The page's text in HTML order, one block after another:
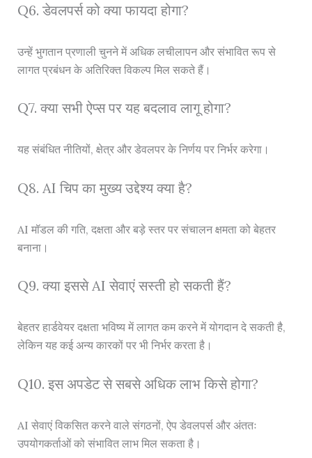
Q6. डेवलपर्स को क्या फायदा होगा?
उन्हें भुगतान प्रणाली चुनने में अधिक लचीलापन और संभावित रूप से
लागत प्रबंधन के अतिरिक्त विकल्प मिल सकते हैं।
Q7. क्या सभी ऐप्स पर यह बदलाव लागू होगा?
यह संबंधित नीतियों, क्षेत्र और डेवलपर के निर्णय पर निर्भर करेगा।
Q8. AI चिप का मुख्य उद्देश्य क्या है?
AI मॉडल की गति, दक्षता और बड़े स्तर पर संचालन क्षमता को बेहतर
बनाना।
Q9. क्या इससे AI सेवाएं सस्ती हो सकती हैं?
बेहतर हार्डवेयर दक्षता भविष्य में लागत कम करने में योगदान दे सकती है,
लेकिन यह कई अन्य कारकों पर भी निर्भर करता है।
Q10. इस अपडेट से सबसे अधिक लाभ किसे होगा?
AI सेवाएं विकसित करने वाले संगठनों, ऐप डेवलपर्स और अंततः
उपयोगकर्ताओं को संभावित लाभ मिल सकता है।